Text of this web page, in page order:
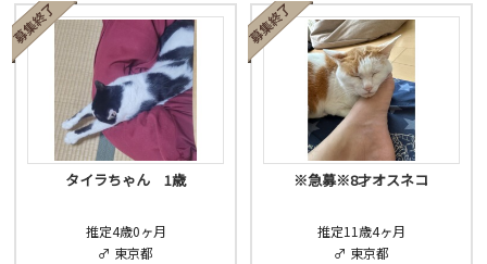
タイラちゃん 1歳
推定4歳0ヶ月
♂ 東京都
※急募※8才オスネコ
推定11歳4ヶ月
♂ 東京都